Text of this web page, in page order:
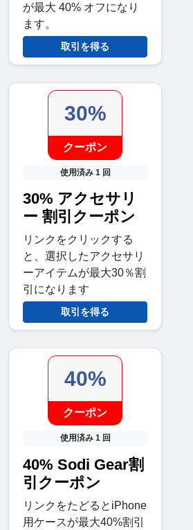
が最大 40% オフになり
ます。
取引を得る
30%
クーポン
使用済み 1 回
30% アクセサリ
ー 割引クーポン
リンクをクリックする
と、選択したアクセサリ
ーアイテムが最大30％割
引になります
取引を得る
40%
クーポン
使用済み 1 回
40% Sodi Gear割
引クーポン
リンクをたどるとiPhone
用ケースが最大40%割引